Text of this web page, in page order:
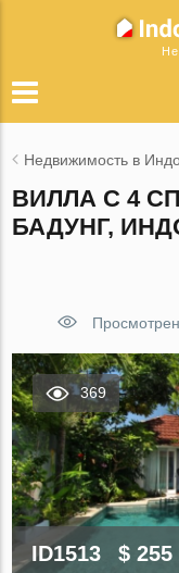
Недвижимость в
ВИЛЛА С 4
БАДУНГ,
369
ID1513 $ 255